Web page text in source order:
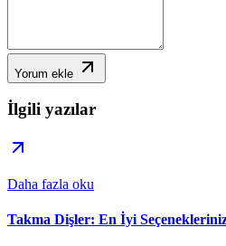
Yorum ekle
İlgili yazılar
Daha fazla oku
Takma Dişler: En İyi